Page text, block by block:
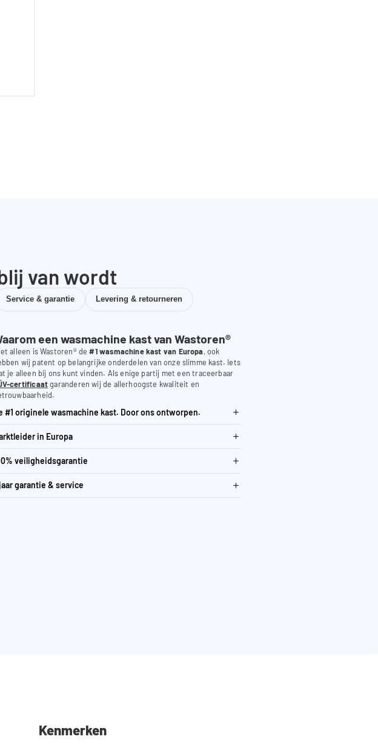
van wordt
Service & garantie Levering & retourneren
een wasmachine kast van Wastoren®
alleen is Wastoren® de#1 wasmachine kast van Europa, ook
wij patent op belangrijke onderdelen van onze slimme kast. Iets
je alleen bij ons kunt vinden. Als enige partij met een traceerbaar
certificaatgaranderen wij de allerhoogste kwaliteit en
#1 originele wasmachine kast. Door ons ontworpen.
in Europa
veiligheidsgarantie
garantie & service
Kenmerken